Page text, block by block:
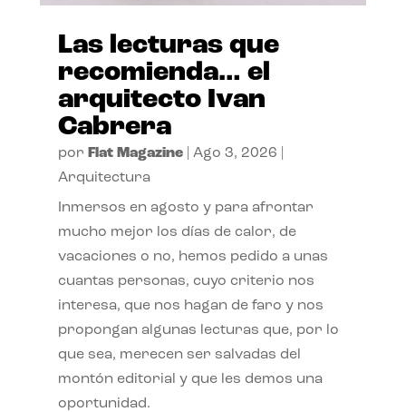
Las lecturas que
recomienda… el
arquitecto Ivan
Cabrera
por Flat Magazine| Ago 3, 2026
Arquitectura
Inmersos en agosto y para afrontar
mucho mejor los días de calor, de
vacaciones o no, hemos pedido a unas
cuantas personas, cuyo criterio nos
interesa, que nos hagan de faro y nos
propongan algunas lecturas que, por lo
que sea, merecen ser salvadas del
montón editorial y que les demos una
oportunidad.